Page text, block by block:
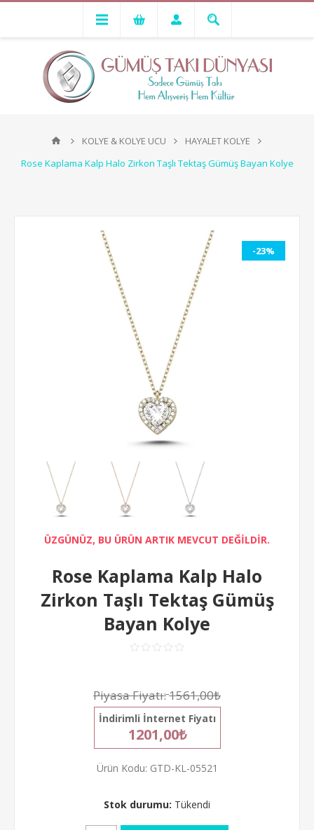
KOLYE & KOLYE UCU
HAYALET KOLYE
Rose Kaplama Kalp Halo Zirkon Taşlı Tektaş Gümüş Bayan Kolye
-23%
ÜZGÜNÜZ, BU ÜRÜN ARTIK MEVCUT DEĞİLDİR.
Rose Kaplama Kalp Halo
Zirkon Taşlı Tektaş Gümüş
Bayan Kolye
Piyasa Fiyatı:1561,00₺
İndirimli İnternet Fiyatı
1201,00₺
Ürün Kodu: GTD-KL-05521
Stok durumu: Tükendi